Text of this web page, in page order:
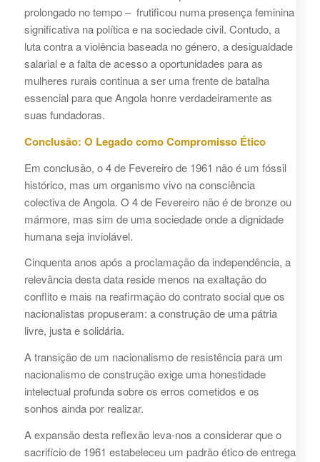
prolongado no tempo – frutificou numa presença feminina
significativa na política e na sociedade civil. Contudo, a
luta contra a violência baseada no género, a desigualdade
salarial e a falta de acesso a oportunidades para as
mulheres rurais continua a ser uma frente de batalha
essencial para que Angola honre verdadeiramente as
suas fundadoras.
Conclusão: O Legado como Compromisso Ético
Em conclusão, o 4 de Fevereiro de 1961 não é um fóssil
histórico, mas um organismo vivo na consciência
colectiva de Angola. O 4 de Fevereiro não é de bronze ou
mármore, mas sim de uma sociedade onde a dignidade
humana seja inviolável.
Cinquenta anos após a proclamação da independência, a
relevância desta data reside menos na exaltação do
conflito e mais na reafirmação do contrato social que os
nacionalistas propuseram: a construção de uma pátria
livre, justa e solidária.
A transição de um nacionalismo de resistência para um
nacionalismo de construção exige uma honestidade
intelectual profunda sobre os erros cometidos e os
sonhos ainda por realizar.
A expansão desta reflexão leva-nos a considerar que o
sacrifício de 1961 estabeleceu um padrão ético de entrega